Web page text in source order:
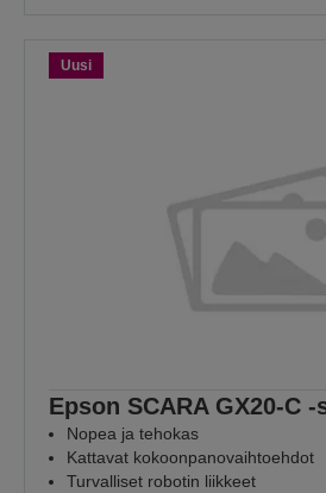
Uusi
Epson SCARA GX20-C
Nopea ja tehokas
Kattavat kokoonpanovaihtoehdot
Turvalliset robotin liikkeet